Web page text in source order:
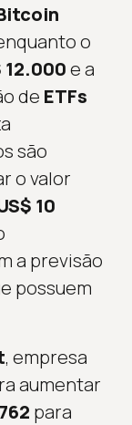
o
12.000e a
de ETFs
são
o valor
10
a previsão
possuem
, empresa
aumentar
para